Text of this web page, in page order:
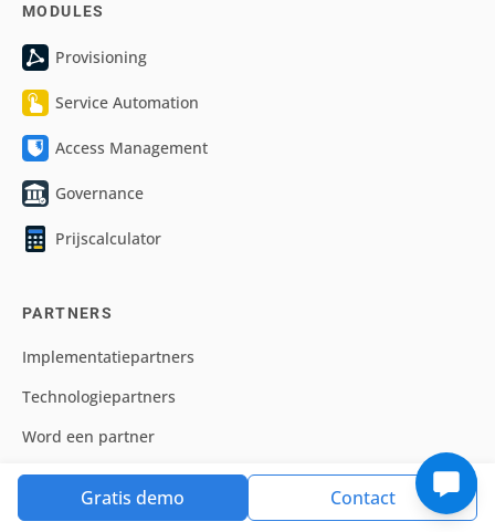
Gratis demo Contact
MODULES
Provisioning
Service Automation
Access Management
Governance
Prijscalculator
PARTNERS
Implementatiepartners
Technologiepartners
Word een partner
HELP & SUPPORT